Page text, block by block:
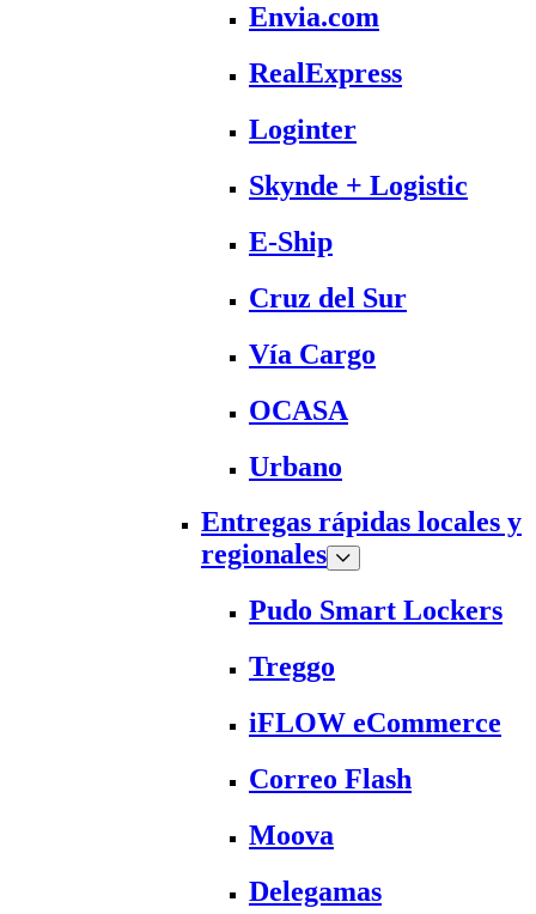
Envia.com
RealExpress
Loginter
Skynde + Logistic
E-Ship
Cruz del Sur
Vía Cargo
OCASA
Urbano
Entregas rápidas locales y
regionales
Pudo Smart Lockers
Treggo
iFLOW eCommerce
Correo Flash
Moova
Delegamas